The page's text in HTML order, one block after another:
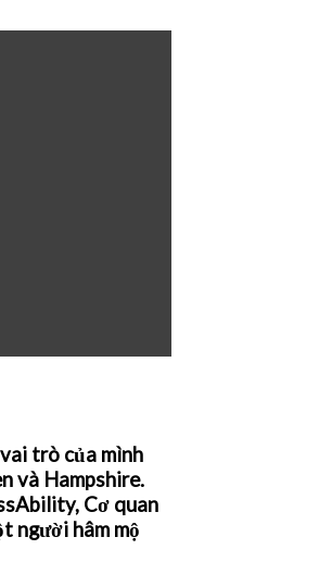
trò của mình
và Hampshire.
Cơ quan
người hâm mộ